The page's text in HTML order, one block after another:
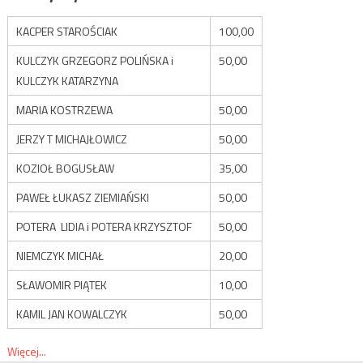
KACPER STAROŚCIAK
100,00
KULCZYK GRZEGORZ POLIŃSKA i
KULCZYK KATARZYNA
50,00
MARIA KOSTRZEWA
50,00
JERZY T MICHAJŁOWICZ
50,00
KOZIOŁ BOGUSŁAW
35,00
PAWEŁ ŁUKASZ ZIEMIAŃSKI
50,00
POTERA LIDIA i POTERA KRZYSZTOF
50,00
NIEMCZYK MICHAŁ
20,00
SŁAWOMIR PIĄTEK
10,00
KAMIL JAN KOWALCZYK
50,00
Więcej...